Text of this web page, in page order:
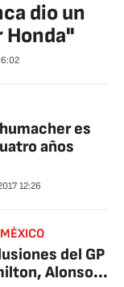
dio un
Honda"
es
años
12:26
del GP
Alonso...